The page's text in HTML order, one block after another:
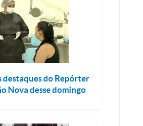
destaques do Repórter
Nova desse domingo